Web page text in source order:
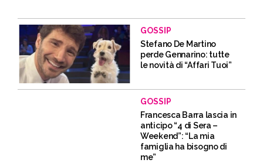
GOSSIP
Stefano De Martino
perde Gennarino: tutte
le novità di “Affari Tuoi”
GOSSIP
Francesca Barra lascia in
anticipo “4 di Sera –
Weekend”: “La mia
famiglia ha bisogno di
me”